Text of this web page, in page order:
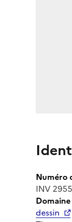
Numéro
INV
Domaine
dessin